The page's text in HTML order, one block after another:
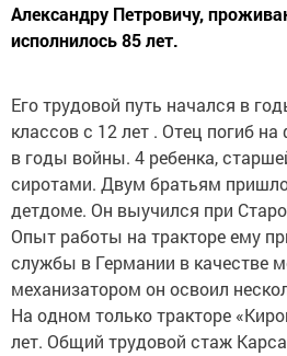
Александру Петровичу,
исполнилось 85 лет.
Его трудовой путь начался в
классов с 12 лет . Отец погиб
в годы войны. 4 ребенка,
сиротами. Двум братьям
детдоме. Он выучился при
Опыт работы на тракторе ему
службы в Германии в качестве
механизатором он освоил
На одном только тракторе
лет. Общий трудовой стаж